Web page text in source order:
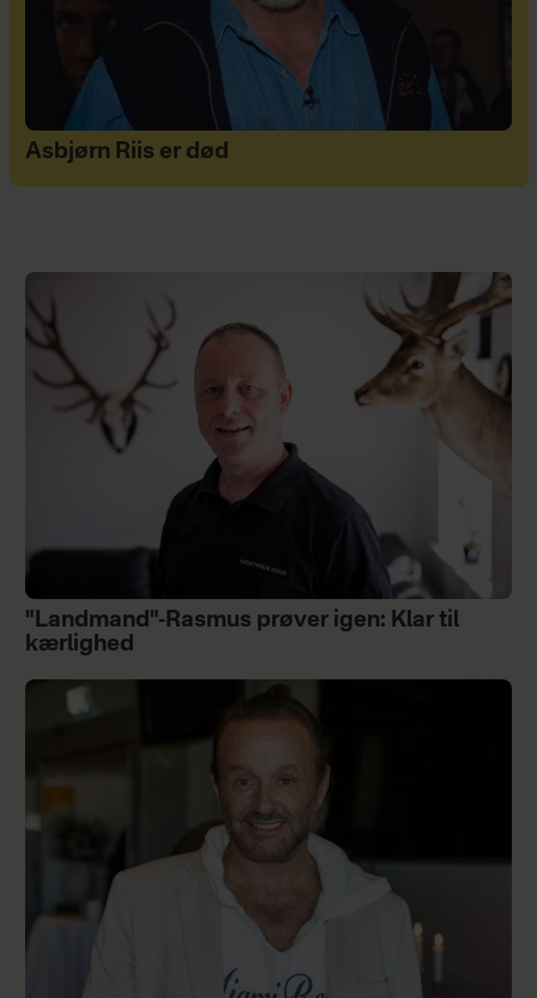
Asbjørn Riis er død
"Landmand"-Rasmus prøver igen: Klar til
kærlighed